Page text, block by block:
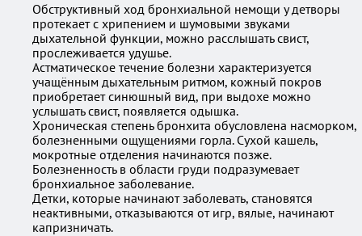
Обструктивный ход бронхиальной немощи у детворы
протекает с хрипением и шумовыми звуками
дыхательной функции, можно расслышать свист,
прослеживается удушье.
Астматическое течение болезни характеризуется
учащённым дыхательным ритмом, кожный покров
приобретает синюшный вид, при выдохе можно
услышать свист, появляется одышка.
Хроническая степень бронхита обусловлена насморком,
болезненными ощущениями горла. Сухой кашель,
мокротные отделения начинаются позже.
Болезненность в области груди подразумевает
бронхиальное заболевание.
Детки, которые начинают заболевать, становятся
неактивными, отказываются от игр, вялые, начинают
капризничать.